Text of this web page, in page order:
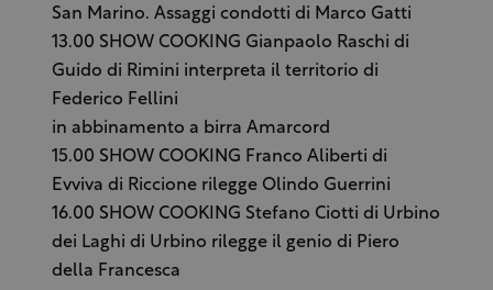
San Marino. Assaggi condotti di Marco Gatti
13.00 SHOW COOKING Gianpaolo Raschi di
Guido di Rimini interpreta il territorio di
Federico Fellini
in abbinamento a birra Amarcord
15.00 SHOW COOKING Franco Aliberti di
Evviva di Riccione rilegge Olindo Guerrini
16.00 SHOW COOKING Stefano Ciotti di Urbino
dei Laghi di Urbino rilegge il genio di Piero
della Francesca